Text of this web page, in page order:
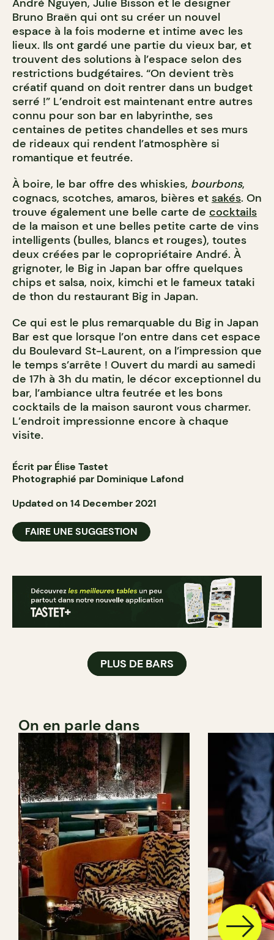
André Nguyen, Julie Bisson et le designer
Bruno Braën qui ont su créer un nouvel
espace à la fois moderne et intime avec les
lieux. Ils ont gardé une partie du vieux bar, et
trouvent des solutions à l’espace selon des
restrictions budgétaires. “On devient très
créatif quand on doit rentrer dans un budget
serré !” L’endroit est maintenant entre autres
connu pour son bar en labyrinthe, ses
centaines de petites chandelles et ses murs
de rideaux qui rendent l’atmosphère si
romantique et feutrée.
À boire, le bar offre des whiskies, bourbons,
cognacs, scotches, amaros, bières et sakés. On
trouve également une belle carte de cocktails
de la maison et une belles petite carte de vins
intelligents (bulles, blancs et rouges), toutes
deux créées par le copropriétaire André. À
grignoter, le Big in Japan bar offre quelques
chips et salsa, noix, kimchi et le fameux tataki
de thon du restaurant Big in Japan.
Ce qui est le plus remarquable du Big in Japan
Bar est que lorsque l’on entre dans cet espace
du Boulevard St-Laurent, on a l’impression que
le temps s’arrête ! Ouvert du mardi au samedi
de 17h à 3h du matin, le décor exceptionnel du
bar, l’ambiance ultra feutrée et les bons
cocktails de la maison sauront vous charmer.
L’endroit impressionne encore à chaque
visite.
Écrit par Élise Tastet
Photographié par Dominique Lafond
Updated on 14 December 2021
FAIRE UNE SUGGESTION
PLUS DE BARS
On en parle dans